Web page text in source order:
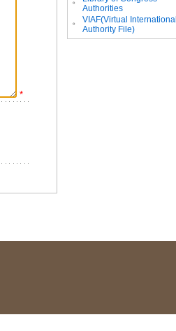
*
Authorities
。
VIAF(Virtual International
Authority File)